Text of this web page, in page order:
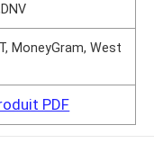
MoneyGram, West
PDF